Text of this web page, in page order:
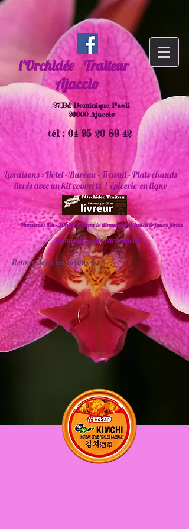
l'Orchidée Traiteur
Ajaccio
27,Bd Dominique Paoli
20000 Ajaccio
tél :04 95 20 89 42
Livraisons : Hôtel - Bureau - Travail - Plats chauds
livrés avec un kit couverts ! épicerie en ligne
Horaires : 10h - 20h30 ( Fermé le dimanche & lundi & jours fériés
Demandez votre carte fidélité
Retour dans les rayons !